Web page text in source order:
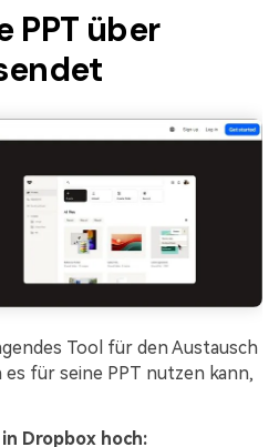
PPT über
Tool für den Austausch
für seine PPT nutzen kann,
Dropbox hoch: